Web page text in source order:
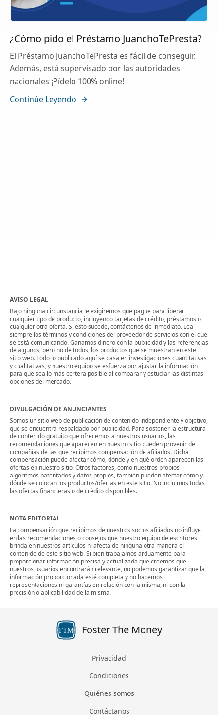
¿Cómo pido el Préstamo JuanchoTePresta?
El Préstamo JuanchoTePresta es fácil de conseguir.
Además, está supervisado por las autoridades
nacionales ¡Pídelo 100% online!
Continúe Leyendo
AVISO LEGAL
Bajo ninguna circunstancia le exigiremos que pague para liberar
cualquier tipo de producto, incluyendo tarjetas de crédito, préstamos o
cualquier otra oferta. Si esto sucede, contáctenos de inmediato. Lea
siempre los términos y condiciones del proveedor de servicios con el que
se está comunicando. Ganamos dinero con la publicidad y las referencias
de algunos, pero no de todos, los productos que se muestran en este
sitio web. Todo lo publicado aquí se basa en investigaciones cuantitativas
y cualitativas, y nuestro equipo se esfuerza por ajustar la información
para que sea lo más certera posible al comparar y estudiar las distintas
opciones del mercado.
DIVULGACIÓN DE ANUNCIANTES
Somos un sitio web de publicación de contenido independiente y objetivo,
que se encuentra respaldado por publicidad. Para sostener la estructura
de contenido gratuito que ofrecemos a nuestros usuarios, las
recomendaciones que aparecen en nuestro sitio pueden provenir de
compañías de las que recibimos compensación de afiliados. Dicha
compensación puede afectar cómo, dónde y en qué orden aparecen las
ofertas en nuestro sitio. Otros factores, como nuestros propios
algoritmos patentados y datos propios, también pueden afectar cómo y
dónde se colocan los productos/ofertas en este sitio. No incluimos todas
las ofertas financieras o de crédito disponibles.
NOTA EDITORIAL
La compensación que recibimos de nuestros socios afiliados no influye
en las recomendaciones o consejos que nuestro equipo de escritores
brinda en nuestros artículos ni afecta de ninguna otra manera el
contenido de este sitio web. Si bien trabajamos arduamente para
proporcionar información precisa y actualizada que creemos que
nuestros usuarios encontrarán relevante, no podemos garantizar que la
información proporcionada esté completa y no hacemos
representaciones ni garantías en relación con la misma, ni con la
precisión o aplicabilidad de la misma.
FTM Foster The Money
Privacidad
Condiciones
Quiénes somos
Contáctanos